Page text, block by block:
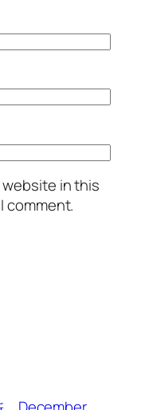
website in this
comment.